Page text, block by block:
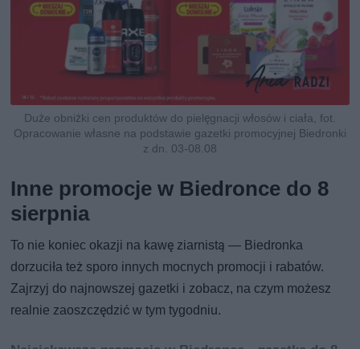
Duże obniżki cen produktów do pielęgnacji włosów i ciała, fot.
Opracowanie własne na podstawie gazetki promocyjnej Biedronki
z dn. 03-08.08
Inne promocje w Biedronce do 8
sierpnia
To nie koniec okazji na kawę ziarnistą — Biedronka
dorzuciła też sporo innych mocnych promocji i rabatów.
Zajrzyj do najnowszej gazetki i zobacz, na czym możesz
realnie zaoszczędzić w tym tygodniu.